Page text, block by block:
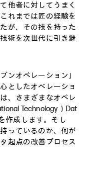
他者に対してうまく
れまでは匠の経験を
が、その技を持った
術を次世代に引き継
ンオペレーション」
としたオベレーショ
、さまざまなオペレ
Technology）Dat
作成します。そし
っているのか、何が
起点の改善プロセス